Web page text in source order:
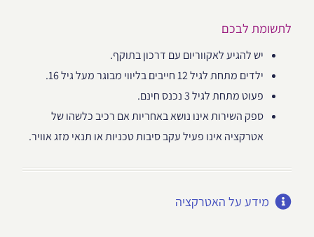
לתשומת לבכם
יש להגיע לאקווריום עם דרכון בתוקף.
ילדים מתחת לגיל 12 חייבים בליווי מבוגר מעל גיל 16.
פעוט מתחת לגיל 3 נכנס חינם.
ספק השירות אינו נושא באחריות אם רכיב כלשהו של
אטרקציה אינו פעיל עקב סיבות טכניות או תנאי מזג אוויר.
מידע על האטרקציה